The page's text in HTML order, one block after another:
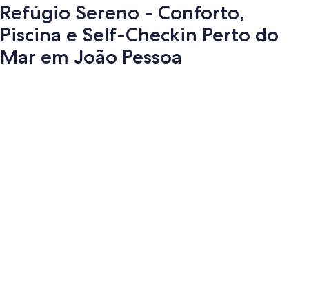
Refúgio Sereno - Conforto,
Piscina e Self-Checkin Perto do
Mar em João Pessoa